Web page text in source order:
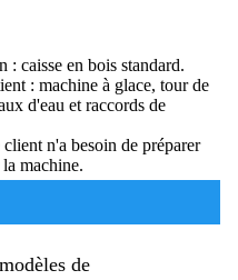
: caisse en bois standard.
: machine à glace, tour de
d'eau et raccords de
n'a besoin de préparer
machine.
de